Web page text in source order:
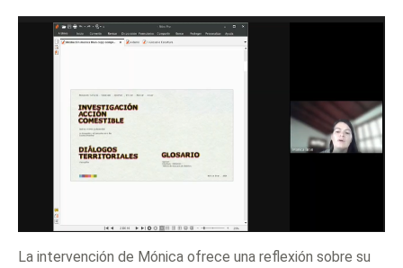
La intervención de Mónica ofrece una reflexión sobre su